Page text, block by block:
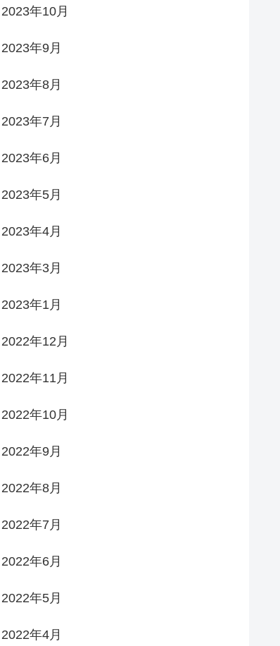
2023年10月
2023年9月
2023年8月
2023年7月
2023年6月
2023年5月
2023年4月
2023年3月
2023年1月
2022年12月
2022年11月
2022年10月
2022年9月
2022年8月
2022年7月
2022年6月
2022年5月
2022年4月